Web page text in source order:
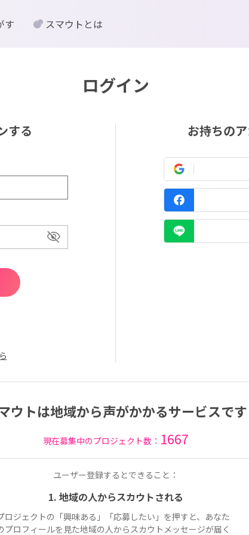
ログイン
する お持ちの
ウトは地域から声がかかるサービスです
現在募集中のプロジェクト数： 1667
ユーザー登録するとできること：
1. 地域の人からスカウトされる
ロジェクトの「興味ある」「応募したい」を押すと、あなた
プロフィールを見た地域の人からスカウトメッセージが届く
す スマウトとは